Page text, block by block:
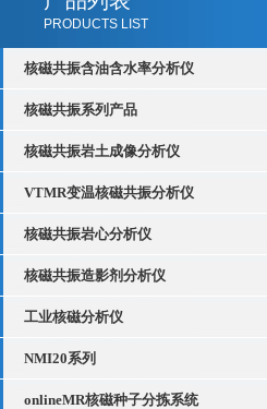
PRODUCTS LIST
核磁共振含油含水率分析仪
核磁共振系列产品
核磁共振岩土成像分析仪
VTMR变温核磁共振分析仪
核磁共振岩心分析仪
核磁共振造影剂分析仪
工业核磁分析仪
NMI20系列
onlineMR核磁种子分拣系统